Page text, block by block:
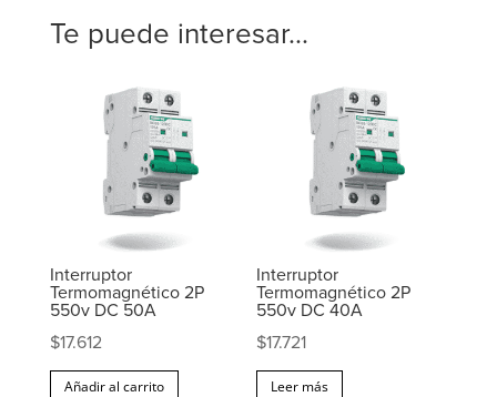
Te puede interesar...
Interruptor
Termomagnético 2P
550v DC 50A
$17.612
Añadir al carrito
Interruptor
Termomagnético 2P
550v DC 40A
$17.721
Leer más